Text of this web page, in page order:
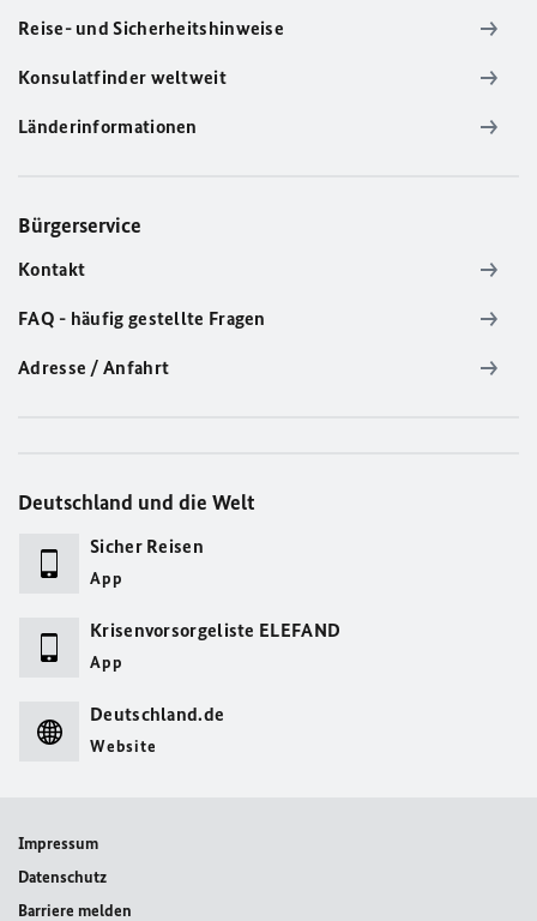
Reise- und Sicherheitshinweise
Konsulatfinder weltweit
Länderinformationen
Bürgerservice
Kontakt
FAQ - häufig gestellte Fragen
Adresse / Anfahrt
Deutschland und die Welt
Sicher Reisen
App
Krisenvorsorgeliste ELEFAND
App
Deutschland.de
Website
Impressum
Datenschutz
Barriere melden